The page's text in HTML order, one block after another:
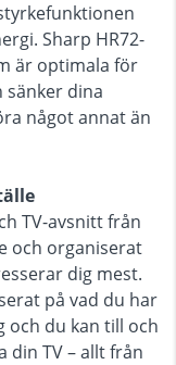
Sharp HR72-
är optimala för
dina
något annat än
TV-avsnitt från
och organiserat
dig mest.
på vad du har
och du kan till och
TV – allt från